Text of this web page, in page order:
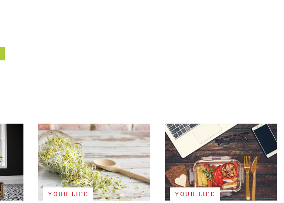
YOUR LIFE YOUR LIFE